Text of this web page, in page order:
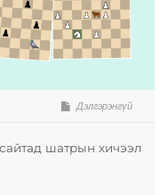
Дэлгэрэнгүй
шатрын хичээл